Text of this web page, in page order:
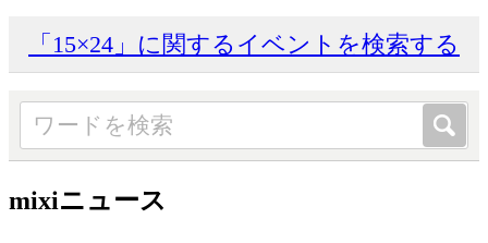
「15×24」に関するイベントを検索する
mixiニュース